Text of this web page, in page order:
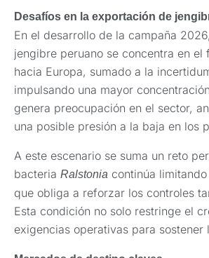
Desafíos en la exportación de
En el desarrollo de la campaña
jengibre peruano se concentra en
hacia Europa, sumado a la
impulsando una mayor
genera preocupación en el sector,
una posible presión a la baja en los
A este escenario se suma un reto
bacteria Ralstonia continúa
que obliga a reforzar los controles
Esta condición no solo restringe el
exigencias operativas para